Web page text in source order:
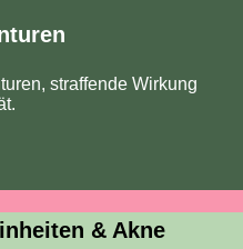
straffende Wirkung
& Akne